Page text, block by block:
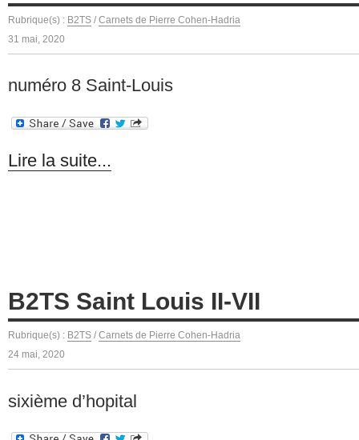
Rubrique(s) : B2TS / Carnets de Pierre Cohen-Hadria
31 mai, 2020
numéro 8 Saint-Louis
Lire la suite...
B2TS Saint Louis II-VII
Rubrique(s) : B2TS / Carnets de Pierre Cohen-Hadria
24 mai, 2020
sixième d’hopital